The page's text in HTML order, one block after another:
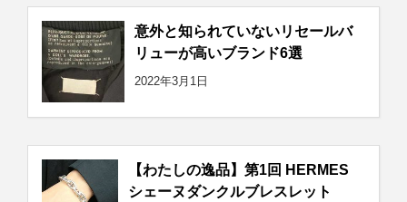
意外と知られていないリセールバ
リューが高いブランド6選
2022年3月1日
【わたしの逸品】第1回 HERMES
シェーヌダンクルブレスレット